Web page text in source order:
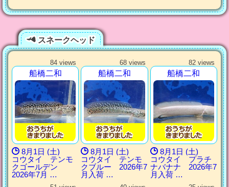
スネークヘッド
84 views
船橋二和
8月1日 (土)
コウタイ テンモ
クゴールデン
2026年7月 …
68 views
船橋二和
8月1日 (土)
コウタイ テンモ
クブルー 2026年7
月入荷 …
82 views
船橋二和
8月1日 (土)
コウタイ プラチ
ナバナナ 2026年7
月入荷 …